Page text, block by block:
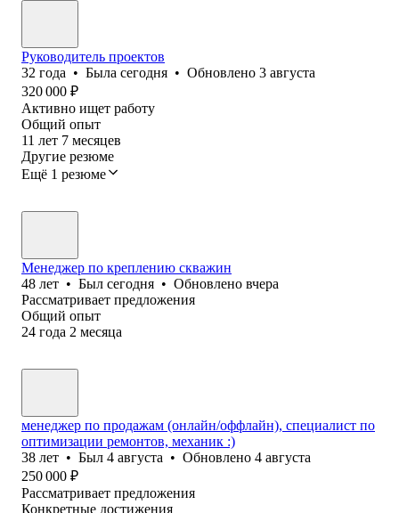
Руководитель проектов
32 года • Была сегодня • Обновлено 3 августа
320 000 ₽
Активно ищет работу
Общий опыт
11 лет 7 месяцев
Другие резюме
Ещё 1 резюме
Менеджер по креплению скважин
48 лет • Был сегодня • Обновлено вчера
Рассматривает предложения
Общий опыт
24 года 2 месяца
менеджер по продажам (онлайн/оффлайн), специалист по
оптимизации ремонтов, механик :)
38 лет • Был 4 августа • Обновлено 4 августа
250 000 ₽
Рассматривает предложения
Конкретные достижения